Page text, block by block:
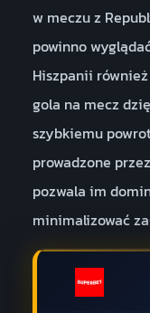
w meczu z
powinno
Hiszpanii
gola na mecz
szybkiemu
prowadzone
pozwala im
minimalizować